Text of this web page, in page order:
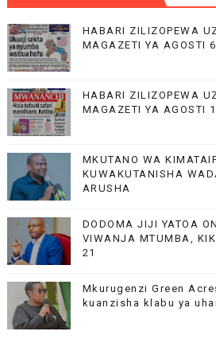
HABARI ZILIZOPEWA
MAGAZETI YA AGOSTI
HABARI ZILIZOPEWA
MAGAZETI YA AGOSTI
MKUTANO WA
KUWAKUTANISHA
ARUSHA
DODOMA JIJI YATOA
VIWANJA MTUMBA,
21
Mkurugenzi Green
kuanzisha klabu ya